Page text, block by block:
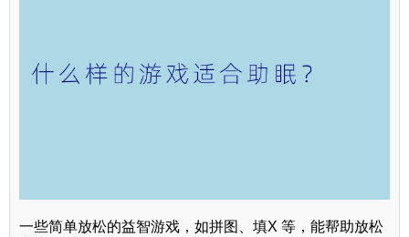
一些简单放松的益智游戏，如拼图、填X 等，能帮助放松